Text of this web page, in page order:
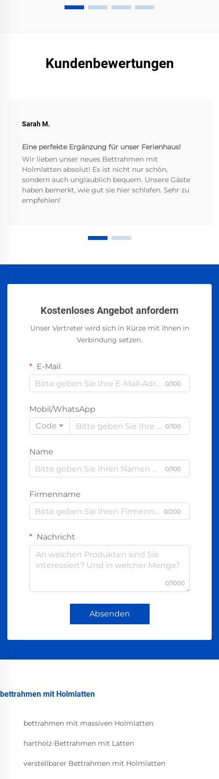
Kundenbewertungen
Sarah M.
Eine perfekte Ergänzung für unser Ferienhaus!
Wir lieben unser neues Bettrahmen mit
Holmlatten absolut! Es ist nicht nur schön,
sondern auch unglaublich bequem. Unsere Gäste
haben bemerkt, wie gut sie hier schlafen. Sehr zu
empfehlen!
Kostenloses Angebot anfordern
Unser Vertreter wird sich in Kürze mit Ihnen in
Verbindung setzen.
E-Mail
0/100
Mobil/WhatsApp
Code
0/100
Name
0/100
Firmenname
0/200
Nachricht
0/1000
Absenden
bettrahmen mit Holmlatten
bettrahmen mit massiven Holmlatten
hartholz-Bettrahmen mit Latten
verstellbarer Bettrahmen mit Holmlatten